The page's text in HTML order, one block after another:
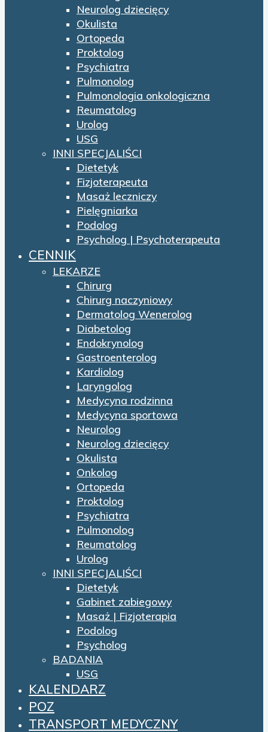
Neurolog dziecięcy
Okulista
Ortopeda
Proktolog
Psychiatra
Pulmonolog
Pulmonologia onkologiczna
Reumatolog
Urolog
USG
INNI SPECJALIŚCI
Dietetyk
Fizjoterapeuta
Masaż leczniczy
Pielęgniarka
Podolog
Psycholog | Psychoterapeuta
CENNIK
LEKARZE
Chirurg
Chirurg naczyniowy
Dermatolog Wenerolog
Diabetolog
Endokrynolog
Gastroenterolog
Kardiolog
Laryngolog
Medycyna rodzinna
Medycyna sportowa
Neurolog
Neurolog dziecięcy
Okulista
Onkolog
Ortopeda
Proktolog
Psychiatra
Pulmonolog
Reumatolog
Urolog
INNI SPECJALIŚCI
Dietetyk
Gabinet zabiegowy
Masaż | Fizjoterapia
Podolog
Psycholog
BADANIA
USG
KALENDARZ
POZ
TRANSPORT MEDYCZNY